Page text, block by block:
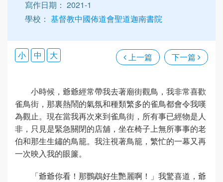
寫作日期： 2021-1
學校： 基督教中國佈道會聖道迦南書院
上一篇 下一篇
小 中 大
小時候，爺爺經常帶我去著廟街觀鳥，我非常喜歡
雀鳥街，那裏熱鬧的氣氛和種類繁多的雀鳥都會令我嘆
為觀止。現在當我再次來到雀鳥街，所有事已經物是人
非，只見是緊急關閉的店舖，坐在椅子上無所事事的老
伯和那生生鏽的鳥籠。我注視著鳥籠，繁忙的一幕又再
一次映入我的眼簾。
「爺爺你看！那鸚鵡好生艷麗啊！」我驚喜道，爺